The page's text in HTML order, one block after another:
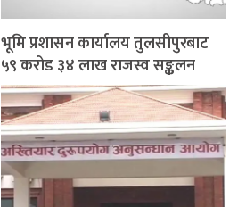
भूमि प्रशासन कार्यालय तुलसीपुरबाट
५९ करोड ३४ लाख राजस्व सङ्कलन